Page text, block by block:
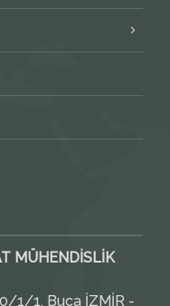
MÜHENDİSLİK
1/1, Buca İZMİR -